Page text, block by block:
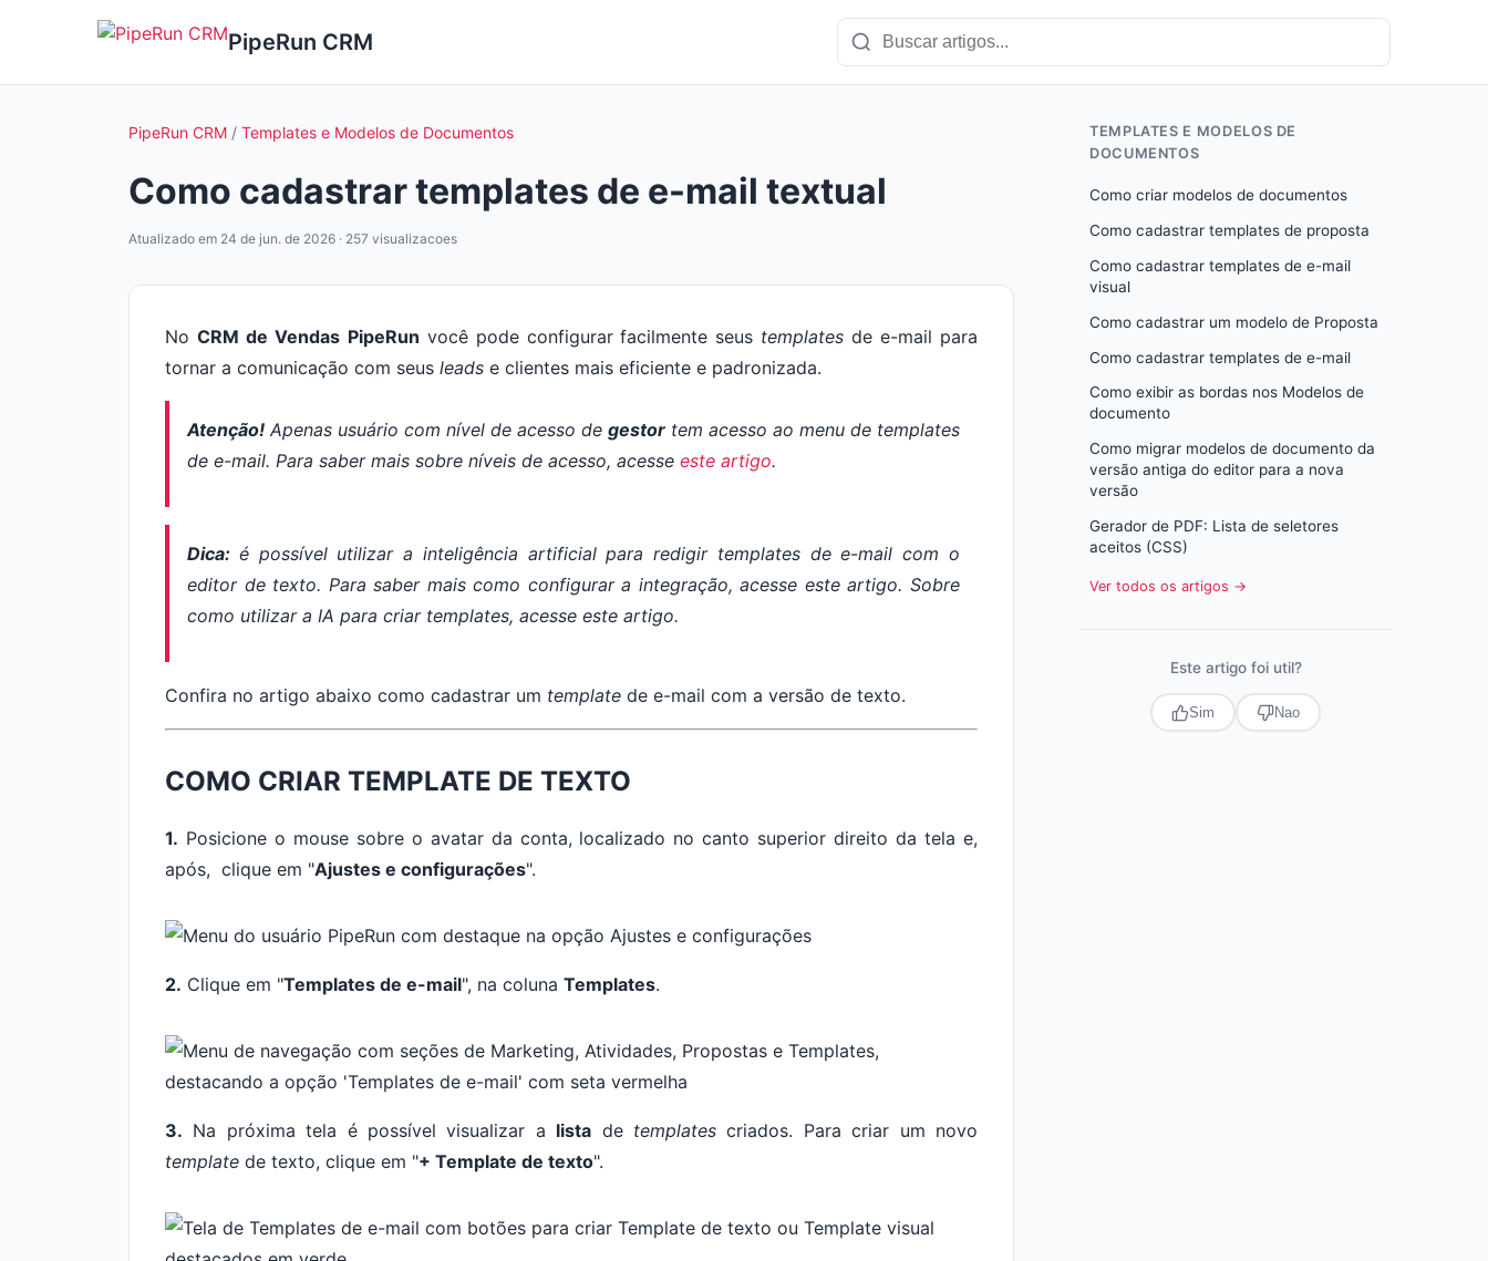
PipeRun CRM
PipeRun CRM / Templates e Modelos de Documentos
Como cadastrar templates de e-mail textual
Atualizado em 24 de jun. de 2026 · 257 visualizacoes
No CRM de Vendas PipeRun você pode configurar facilmente seus templates de e-mail para
tornar a comunicação com seus leads e clientes mais eficiente e padronizada.
Atenção! Apenas usuário com nível de acesso de gestor tem acesso ao menu de templates
de e-mail. Para saber mais sobre níveis de acesso, acesse este artigo.
Dica: é possível utilizar a inteligência artificial para redigir templatesde e-mail com o
editor de texto. Para saber mais como configurar a integração, acesse este artigo. Sobre
como utilizar a IA para criar templates, acesse este artigo.
Confira no artigo abaixo como cadastrar um template de e-mail com a versão de texto.
COMO CRIAR TEMPLATE DE TEXTO
1. Posicione o mouse sobre o avatar da conta, localizado no canto superior direito da tela e,
após, clique em "Ajustes e configurações".
2. Clique em "Templates de e-mail", na coluna Templates.
3. Na próxima tela é possível visualizar a lista de templates criados. Para criar um novo
template de texto, clique em "+ Template de texto".
TEMPLATES E MODELOS DE
DOCUMENTOS
Como criar modelos de documentos
Como cadastrar templates de proposta
Como cadastrar templates de e-mail
visual
Como cadastrar um modelo de Proposta
Como cadastrar templates de e-mail
Como exibir as bordas nos Modelos de
documento
Como migrar modelos de documento da
versão antiga do editor para a nova
versão
Gerador de PDF: Lista de seletores
aceitos (CSS)
Ver todos os artigos →
Este artigo foi util?
Sim Nao